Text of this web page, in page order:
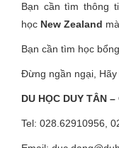
Bạn cần tìm thông
học New Zealand
Bạn cần tìm học bổng
Đừng ngần ngại,
DU HỌC DUY TÂN
Tel: 028.62910956,